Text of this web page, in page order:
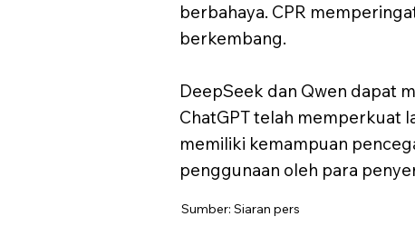
berbahaya. CPR
berkembang.
DeepSeek dan Qwen dapat
ChatGPT telah memperkuat
memiliki kemampuan
penggunaan oleh para
Sumber: Siaran pers